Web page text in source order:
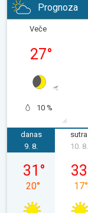
Prognoza
Veče
27°
10 %
danas
nedjelja, 09. 08.
9. 8.
31 °
20°
sutra
10. 8.
33
17°